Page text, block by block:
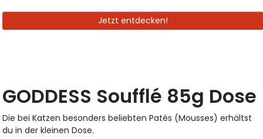
Jetzt entdecken!
GODDESS Soufflé 85g Dose
Die bei Katzen besonders beliebten Patés (Mousses) erhältst
du in der kleinen Dose.